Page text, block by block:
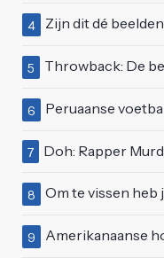
4 Zijn dit dé beelden van een
5 Throwback: De bekende
6 Peruaanse voetballer overleden
7 Doh: Rapper Murda springt
8 Om te vissen heb
9 Amerikanaanse